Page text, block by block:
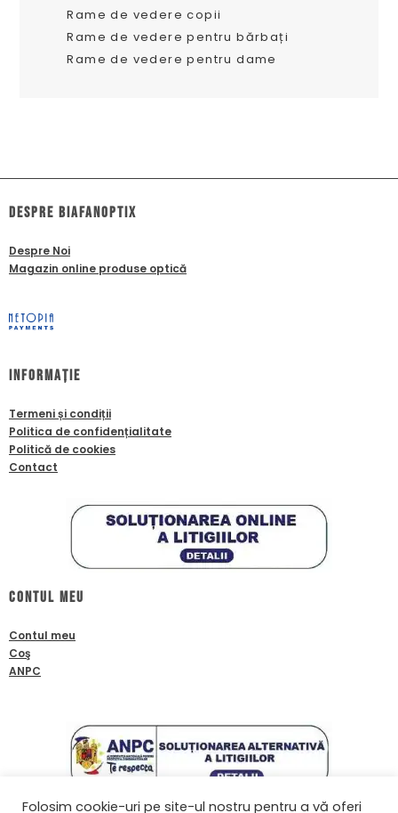
Rame de vedere copii
Rame de vedere pentru bărbați
Rame de vedere pentru dame
dESPRE biafanoptix
Despre Noi
Magazin online produse optică
Informație
Termeni și condiții
Politica de confidențialitate
Politică de cookies
Contact
Contul meu
Contul meu
Coş
ANPC
Folosim cookie-uri pe site-ul nostru pentru a vă oferi